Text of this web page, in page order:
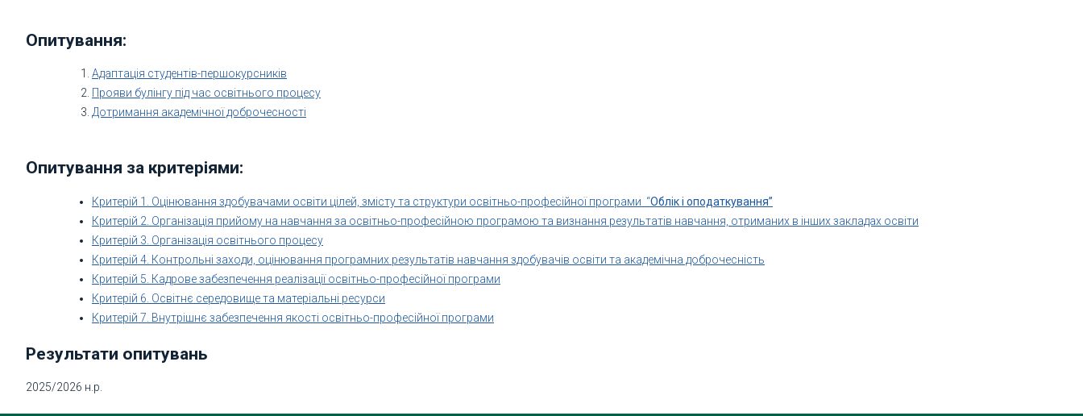
Опитування:
Адаптація студентів-першокурсників
Прояви булінгу під час освітнього процесу
Дотримання академічної доброчесності
Опитування за критеріями:
Критерій 1. Оцінювання здобувачами освіти цілей, змісту та структури освітньо-професійної програми “Облік і оподаткування”
Критерій 2. Організація прийому на навчання за освітньо-професійною програмою та визнання результатів навчання, отриманих в інших закладах освіти
Критерій 3. Організація освітнього процесу
Критерій 4. Контрольні заходи, оцінювання програмних результатів навчання здобувачів освіти та академічна доброчесність
Критерій 5. Кадрове забезпечення реалізації освітньо-професійної програми
Критерій 6. Освітнє середовище та матеріальні ресурси
Критерій 7. Внутрішнє забезпечення якості освітньо-професійної програми
Результати опитувань
2025/2026 н.р.